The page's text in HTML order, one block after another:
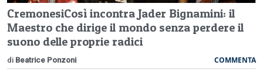
CremonesiCosì incontra Jader Bignamini: il
Maestro che dirige il mondo senza perdere il
suono delle proprie radici
di Beatrice Ponzoni COMMENTA